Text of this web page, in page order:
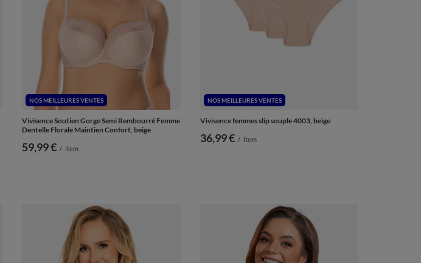
NOS MEILLEURES VENTES
Vivisence Soutien Gorge Semi Rembourré Femme
Dentelle Florale Maintien Confort, beige
59,99 € / item
NOS MEILLEURES VENTES
Vivisence femmes slip souple 4003, beige
36,99 € / item